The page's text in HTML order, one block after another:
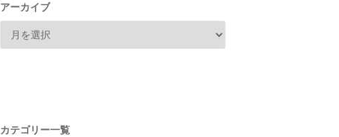
アーカイブ
カテゴリー一覧